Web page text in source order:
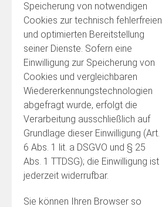
Speicherung von notwendigen
Cookies zur technisch fehlerfreien
und optimierten Bereitstellung
seiner Dienste. Sofern eine
Einwilligung zur Speicherung von
Cookies und vergleichbaren
Wiedererkennungstechnologien
abgefragt wurde, erfolgt die
Verarbeitung ausschließlich auf
Grundlage dieser Einwilligung (Art.
6 Abs. 1 lit. a DSGVO und § 25
Abs. 1 TTDSG); die Einwilligung ist
jederzeit widerrufbar.
Sie können Ihren Browser so